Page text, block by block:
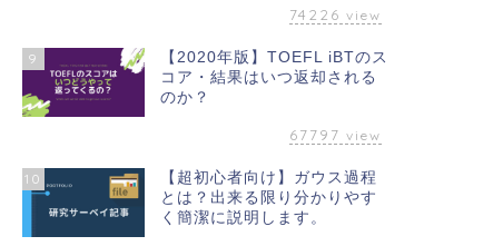
74226 view
9
【2020年版】TOEFL iBTのス
コア・結果はいつ返却される
のか？
67797 view
10
【超初心者向け】ガウス過程
とは？出来る限り分かりやす
く簡潔に説明します。